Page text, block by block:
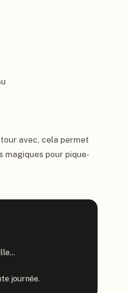
avec, cela permet
magiques pour pique-
journée.